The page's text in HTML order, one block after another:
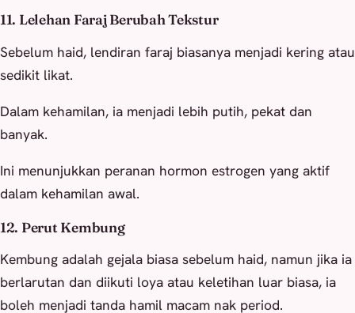
11. Lelehan Faraj Berubah Tekstur
Sebelum haid, lendiran faraj biasanya menjadi kering atau
sedikit likat.
Dalam kehamilan, ia menjadi lebih putih, pekat dan
banyak.
Ini menunjukkan peranan hormon estrogen yang aktif
dalam kehamilan awal.
12. Perut Kembung
Kembung adalah gejala biasa sebelum haid, namun jika ia
berlarutan dan diikuti loya atau keletihan luar biasa, ia
boleh menjadi tanda hamil macam nak period.